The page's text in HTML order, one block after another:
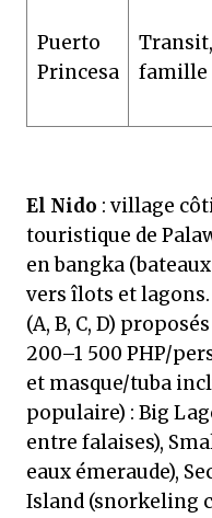
Puerto
Princesa
Transit,
famille
El Nido : village
touristique de
en bangka
vers îlots et
(A, B, C, D)
200–1 500 PHP/
et masque/tuba
populaire) : Big
entre falaises),
eaux émeraude),
Island (snorkeling